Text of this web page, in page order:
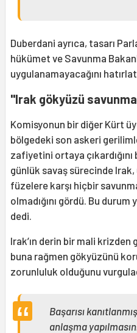
Duberdani ayrıca, tasarı
hükümet ve Savunma
uygulanamayacağını
"Irak gökyüzü
Komisyonun bir diğer Kürt
bölgedeki son askeri
zafiyetini ortaya
günlük savaş sürecinde
füzelere karşı hiçbir
olmadığını gördü. Bu durum
dedi.
Irak’ın derin bir mali
buna rağmen gökyüzünü
zorunluluk olduğunu
Başarısı
anlaşma